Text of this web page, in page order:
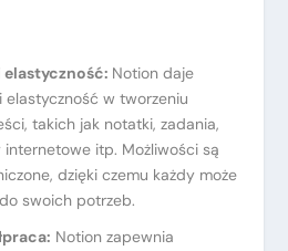
Notion daje
elastyczność w tworzeniu
takich jak notatki, zadania,
itp. Możliwości są
dzięki czemu każdy może
swoich potrzeb.
Notion zapewnia